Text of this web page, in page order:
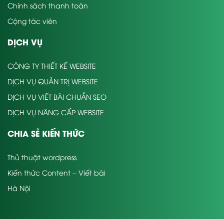
Chính sách thanh toán
Cộng tác viên
DỊCH VỤ
CÔNG TY THIẾT KẾ WEBSITE
DỊCH VỤ QUẢN TRỊ WEBSITE
DỊCH VỤ VIẾT BÀI CHUẨN SEO
DỊCH VỤ NÂNG CẤP WEBSITE
CHIA SẺ KIẾN THỨC
Thủ thuật wordpress
Kiến thức Content – Viết bài
Hà Nội